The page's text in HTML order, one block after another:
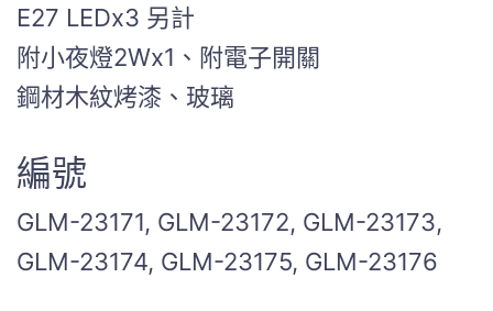
E27 LEDx3 另計
附小夜燈2Wx1、附電子開關
鋼材木紋烤漆、玻璃
編號
GLM-23171, GLM-23172, GLM-23173,
GLM-23174, GLM-23175, GLM-23176